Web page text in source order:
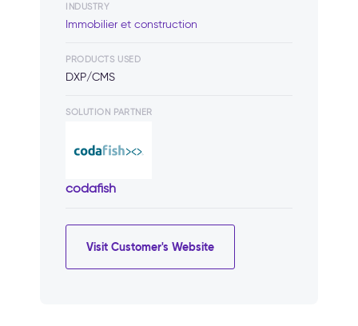
INDUSTRY
Immobilier et construction
PRODUCTS USED
DXP/CMS
SOLUTION PARTNER
codafish
Visit Customer's Website